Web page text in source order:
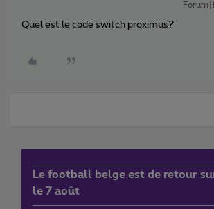
Quel est le code switch proximus?
Le football belge est de retour
le 7 août